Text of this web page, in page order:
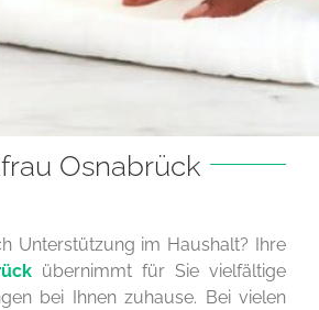
Osnabrück
Unterstützung im Haushalt? Ihre
übernimmt für Sie vielfältige
bei Ihnen zuhause. Bei vielen